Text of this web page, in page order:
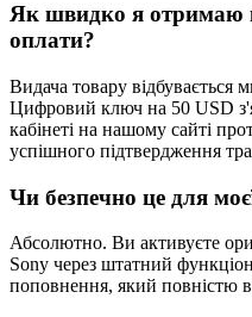
Як швидко я отримаю
оплати?
Видача товару відбувається
Цифровий ключ на 50 USD
кабінеті на нашому сайті
успішного підтвердження
Чи безпечно це для
Абсолютно. Ви активуєте
Sony через штатний
поповнення, який повністю